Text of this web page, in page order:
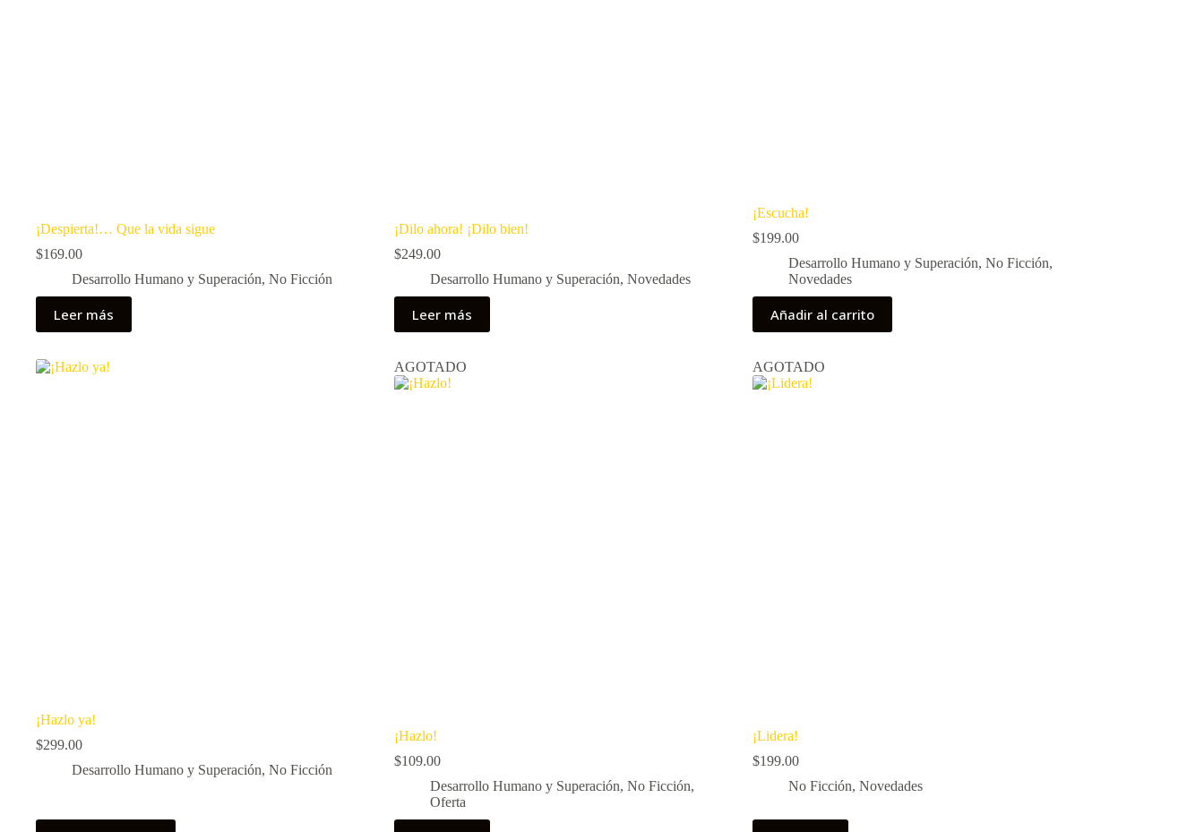
¡Despierta!… Que la vida sigue
$169.00
Desarrollo Humano y Superación, No Ficción
Leer más
¡Dilo ahora! ¡Dilo bien!
$249.00
Desarrollo Humano y Superación, Novedades
Leer más
¡Escucha!
$199.00
Desarrollo Humano y Superación, No Ficción,
Novedades
Añadir al carrito
¡Hazlo ya!
$299.00
Desarrollo Humano y Superación, No Ficción
AGOTADO
¡Hazlo!
$109.00
Desarrollo Humano y Superación, No Ficción,
Oferta
AGOTADO
¡Lidera!
$199.00
No Ficción, Novedades